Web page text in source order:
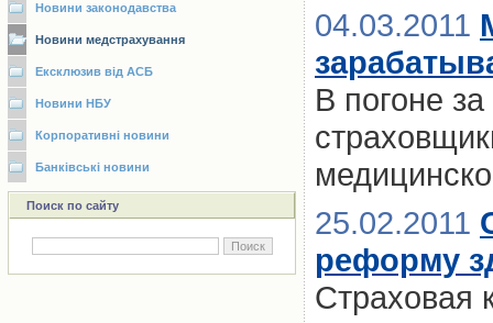
Новини законодавства
Новини медстрахування
Ексклюзив від АСБ
Новини НБУ
Корпоративні новини
Банківські новини
Поиск по сайту
04.03.2011
В погоне
25.02.2011
реформу
Страховая